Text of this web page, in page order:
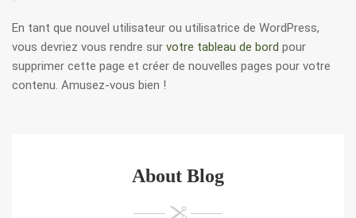
En tant que nouvel utilisateur ou utilisatrice de WordPress,
vous devriez vous rendre sur votre tableau de bord pour
supprimer cette page et créer de nouvelles pages pour votre
contenu. Amusez-vous bien !
About Blog